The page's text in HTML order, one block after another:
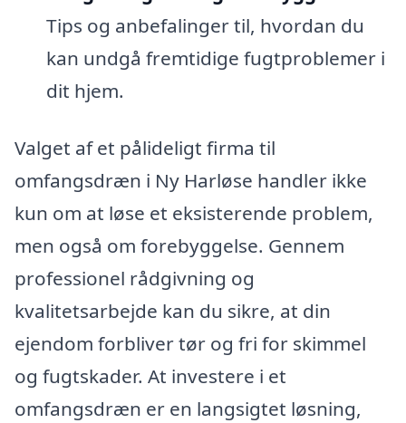
Tips og anbefalinger til, hvordan du
kan undgå fremtidige fugtproblemer i
dit hjem.
Valget af et pålideligt firma til
omfangsdræn i Ny Harløse handler ikke
kun om at løse et eksisterende problem,
men også om forebyggelse. Gennem
professionel rådgivning og
kvalitetsarbejde kan du sikre, at din
ejendom forbliver tør og fri for skimmel
og fugtskader. At investere i et
omfangsdræn er en langsigtet løsning,